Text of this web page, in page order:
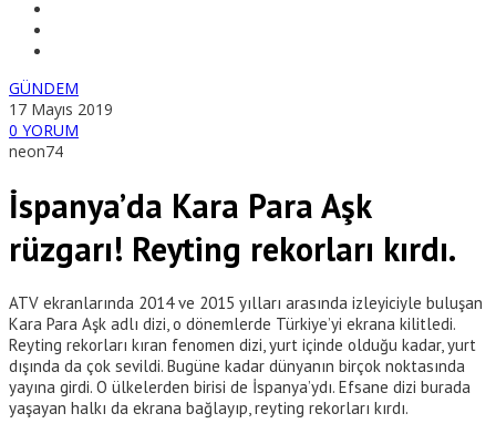
GÜNDEM
17 Mayıs 2019
0 YORUM
neon74
İspanya’da Kara Para Aşk
rüzgarı! Reyting rekorları kırdı.
ATV ekranlarında 2014 ve 2015 yılları arasında izleyiciyle buluşan
Kara Para Aşk adlı dizi, o dönemlerde Türkiye’yi ekrana kilitledi.
Reyting rekorları kıran fenomen dizi, yurt içinde olduğu kadar, yurt
dışında da çok sevildi. Bugüne kadar dünyanın birçok noktasında
yayına girdi. O ülkelerden birisi de İspanya’ydı. Efsane dizi burada
yaşayan halkı da ekrana bağlayıp, reyting rekorları kırdı.